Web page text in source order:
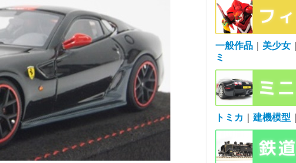
一般作品｜ 美少女｜
ミ
トミカ 建機模型